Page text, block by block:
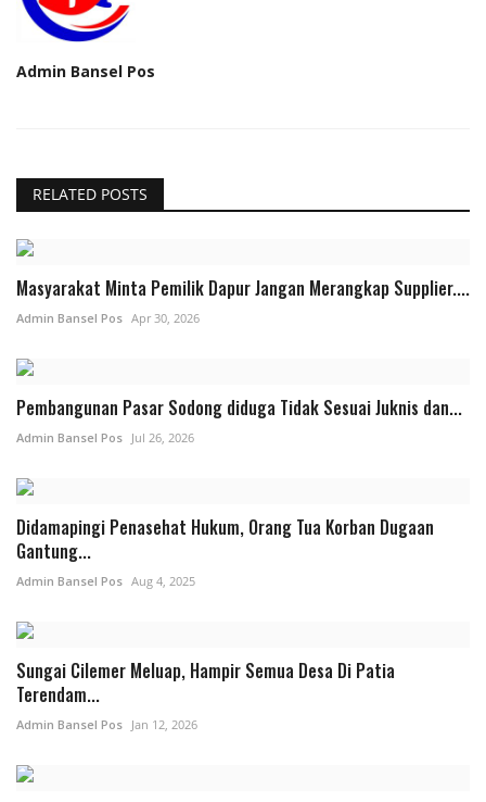
Admin Bansel Pos
RELATED POSTS
Masyarakat Minta Pemilik Dapur Jangan Merangkap Supplier....
Admin Bansel Pos Apr 30, 2026
Pembangunan Pasar Sodong diduga Tidak Sesuai Juknis dan...
Admin Bansel Pos Jul 26, 2026
‎Didamapingi Penasehat Hukum, Orang Tua Korban Dugaan
Gantung...
Admin Bansel Pos Aug 4, 2025
Sungai Cilemer Meluap, Hampir Semua Desa Di Patia
Terendam...
Admin Bansel Pos Jan 12, 2026